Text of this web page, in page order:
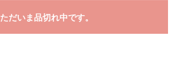
ただいま品切れ中です。